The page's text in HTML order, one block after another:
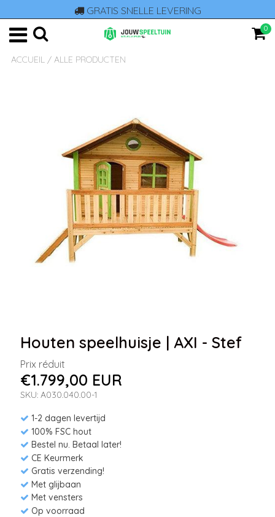
GRATIS SNELLE LEVERING
0
ACCUEIL / ALLE PRODUCTEN
Houten speelhuisje | AXI - Stef
Prix réduit
€1.799,00 EUR
SKU: A030.040.00-1
1-2 dagen levertijd
100% FSC hout
Bestel nu. Betaal later!
CE Keurmerk
Gratis verzending!
Met glijbaan
Met vensters
Op voorraad